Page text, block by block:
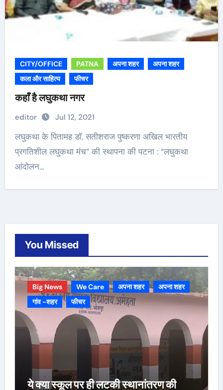
CITY/OFFICE PATNA अपना शहर
अपना शहर
कला और साहित्य
फीचर
कहाँ है लघुकथा नगर
editor Jul 12, 2021
लघुकथा के पितामह डॉ. सतीशराज पुष्करणा अखिल भारतीय
प्रगतिशील लघुकथा मंच” की स्थापना की पटना : “लघुकथा
आंदोलन…
You Missed
Big News We Care अपना शहर
अपना शहर
गांव -शहर
फीचर
ये क्या स्कूल पर ही लटकी स्थानांतरण की